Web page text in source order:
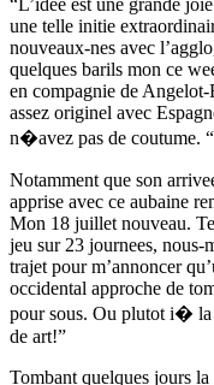
une telle initie
nouveaux-nes avec
quelques barils mon ce
en compagnie de
assez originel avec
n�avez pas de coutume. “
Notamment que son
apprise avec ce aubaine
Mon 18 juillet nouveau.
jeu sur 23 journees, nous-
trajet pour m’annoncer
occidental approche de
pour sous. Ou plutot i�
de art!”
Tombant quelques jours